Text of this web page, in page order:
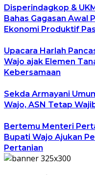
Disperindagkop &
Bahas Gagasan Awal
Ekonomi Produktif
Upacara Harlah
Wajo ajak Elemen
Kebersamaan
Sekda Armayani
Wajo, ASN Tetap
Bertemu Menteri
Bupati Wajo Ajukan
Pertanian